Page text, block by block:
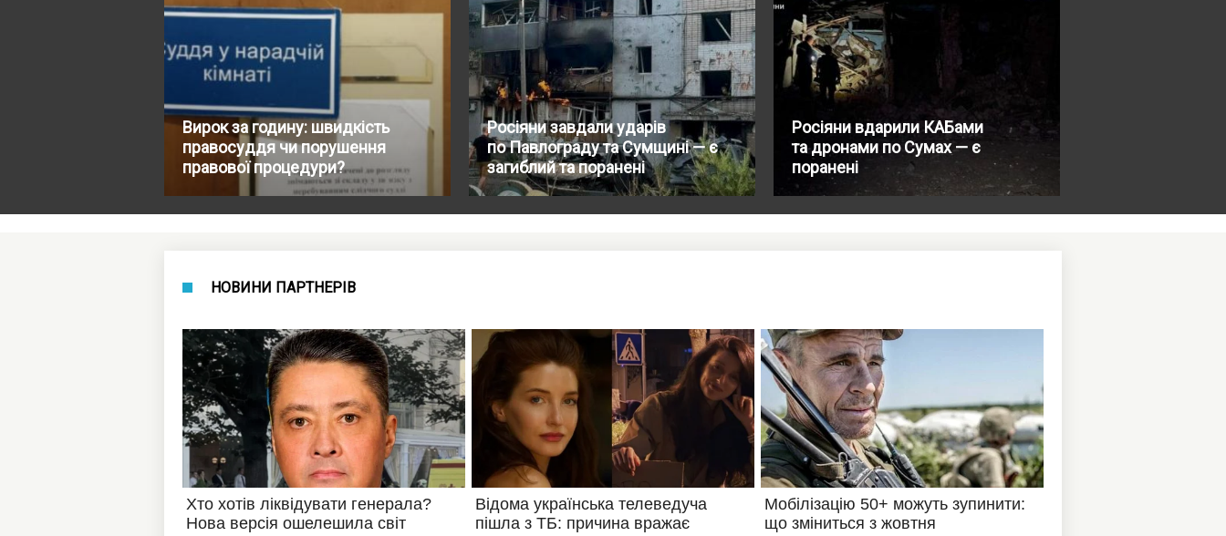
Вирок за годину: швидкість
правосуддя чи порушення
правової процедури?
Росіяни завдали ударів
по Павлограду та Сумщині — є
загиблий та поранені
Росіяни вдарили КАБами
та дронами по Сумах — є
поранені
НОВИНИ ПАРТНЕРІВ